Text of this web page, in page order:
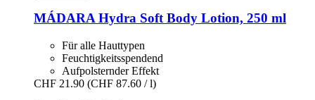
MÁDARAHydra Soft Body Lotion, 250 ml
Für alle Hauttypen
Feuchtigkeitsspendend
Aufpolsternder Effekt
CHF 21.90 (CHF 87.60 / l)